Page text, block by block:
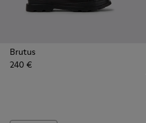
Brutus
240 €